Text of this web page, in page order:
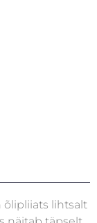
õlipliiats lihtsalt